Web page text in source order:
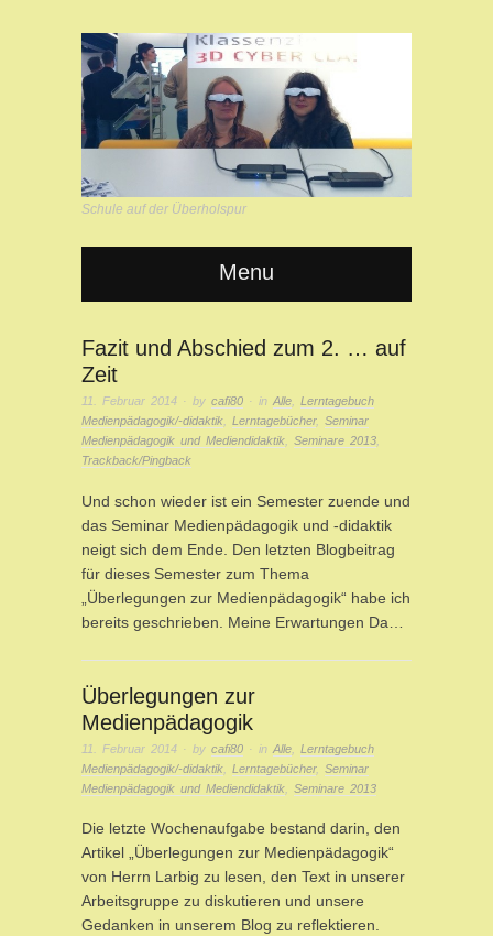
Schule auf der Überholspur
Menu
Fazit und Abschied zum 2. … auf
Zeit
11. Februar 2014 · by cafi80 · in Alle, Lerntagebuch
Medienpädagogik/-didaktik, Lerntagebücher, Seminar
Medienpädagogik und Mediendidaktik, Seminare 2013,
Trackback/Pingback
Und schon wieder ist ein Semester zuende und
das Seminar Medienpädagogik und -didaktik
neigt sich dem Ende. Den letzten Blogbeitrag
für dieses Semester zum Thema
„Überlegungen zur Medienpädagogik“ habe ich
bereits geschrieben. Meine Erwartungen Da…
Überlegungen zur
Medienpädagogik
11. Februar 2014 · by cafi80 · in Alle
Lerntagebuch
Medienpädagogik/-didaktik
Lerntagebücher, Seminar
Medienpädagogik und Mediendidaktik
Seminare 2013
Die letzte Wochenaufgabe bestand darin, den
Artikel „Überlegungen zur Medienpädagogik“
von Herrn Larbig zu lesen, den Text in unserer
Arbeitsgruppe zu diskutieren und unsere
Gedanken in unserem Blog zu reflektieren.